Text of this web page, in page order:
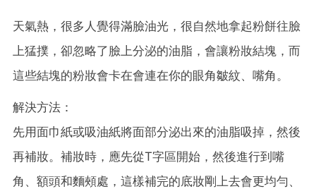
天氣熱，很多人覺得滿臉油光，很自然地拿起粉餅往臉
上猛撲，卻忽略了臉上分泌的油脂，會讓粉妝結塊，而
這些結塊的粉妝會卡在會連在你的眼角皺紋、嘴角。
解決方法：
先用面巾紙或吸油紙將面部分泌出來的油脂吸掉，然後
再補妝。補妝時，應先從T字區開始，然後進行到嘴
角、額頭和麵頰處，這樣補完的底妝剛上去會更均勻、